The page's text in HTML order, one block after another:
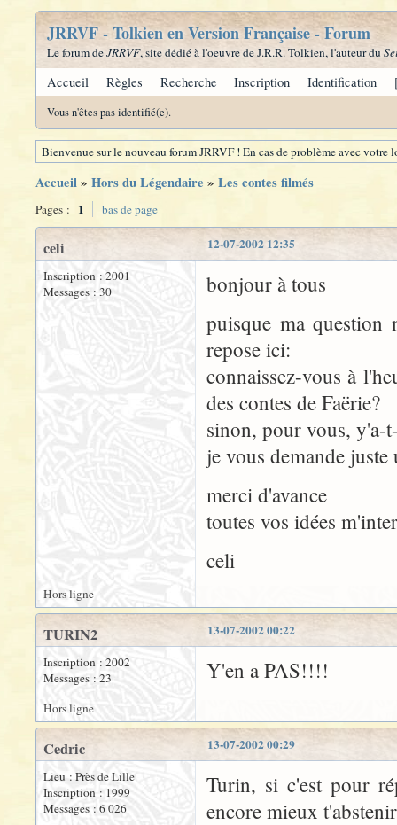
JRRVF - Tolkien en Version Française - Forum
Le forum deJRRVF, site dédié à l'oeuvre de J.R.R. Tolkien, l'auteur du
Accueil Règles Recherche Inscription Identification
Vous n'êtes pas identifié(e).
Bienvenue sur le nouveau forum JRRVF ! En cas de problème avec
Accueil» Hors du Légendaire » Les contes filmés
Pages : 1 bas de page
12-07-2002 12:35
celi
Inscription : 2001
Messages : 30
bonjour à tous
puisque ma question
repose ici:
connaissez-vous à
des contes de Faërie?
sinon, pour vous, y'a-
je vous demande
merci d'avance
toutes vos idées
celi
Hors ligne
13-07-2002 00:22
TURIN2
Inscription : 2002
Messages : 23
Y'en a PAS!!!!
Hors ligne
13-07-2002 00:29
Cedric
Lieu : Près de Lille
Inscription : 1999
Messages : 6 026
Turin, si c'est pour
encore mieux